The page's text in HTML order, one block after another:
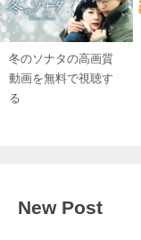
冬のソナタの高画質
動画を無料で視聴す
る
New Post